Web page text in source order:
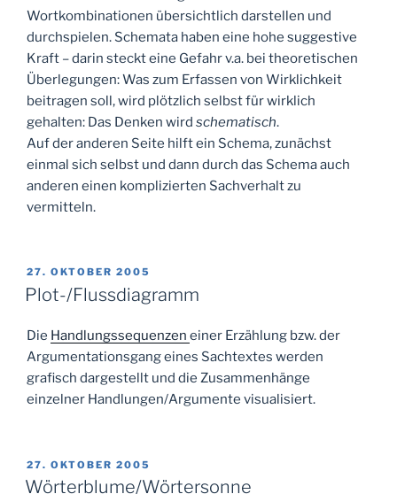
Wortkombinationen übersichtlich darstellen und
durchspielen. Schemata haben eine hohe suggestive
Kraft – darin steckt eine Gefahr v.a. bei theoretischen
Überlegungen: Was zum Erfassen von Wirklichkeit
beitragen soll, wird plötzlich selbst für wirklich
gehalten: Das Denken wird schematisch.
Auf der anderen Seite hilft ein Schema, zunächst
einmal sich selbst und dann durch das Schema auch
anderen einen komplizierten Sachverhalt zu
vermitteln.
VERÖFFENTLICHT
AM
27. OKTOBER 2005
Plot-/Flussdiagramm
Die Handlungssequenzen einer Erzählung bzw. der
Argumentationsgang eines Sachtextes werden
grafisch dargestellt und die Zusammenhänge
einzelner Handlungen/Argumente visualisiert.
VERÖFFENTLICHT
AM
27. OKTOBER 2005
Wörterblume/Wörtersonne